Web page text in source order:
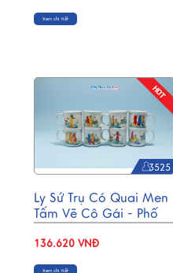
Xem chi tiết
3525
Ly Sứ Trụ Có Quai Men
Tấm Vẽ Cô Gái - Phố
136.620 VNĐ
Xem chi tiết